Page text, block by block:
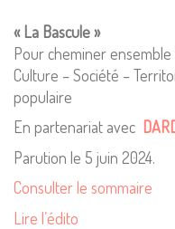
« La Bascule »
Pour cheminer
Culture – Société –
populaire
En partenariat avec
Parution le 5 juin 2024.
Consulter le sommaire
Lire l’édito